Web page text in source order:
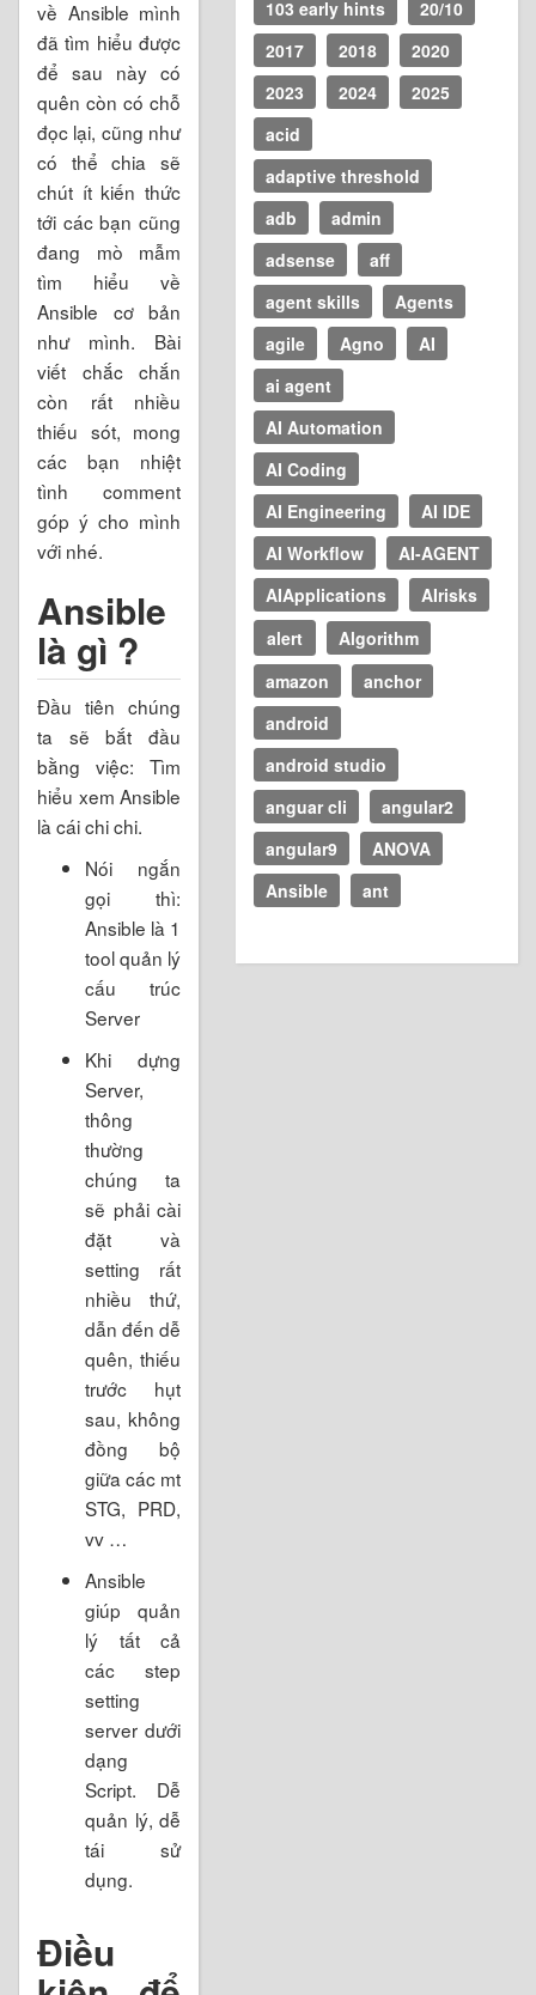
về Ansible mình
đã tìm hiểu được
để sau này có
quên còn có chỗ
đọc lại, cũng như
có thể chia sẽ
chút ít kiến thức
tới các bạn cũng
đang mò mẫm
tìm hiểu về
Ansible cơ bản
như mình. Bài
viết chắc chắn
còn rất nhiều
thiếu sót, mong
các bạn nhiệt
tình comment
góp ý cho mình
với nhé.
Ansible
là gì ?
Đầu tiên chúng
ta sẽ bắt đầu
bằng việc: Tìm
hiểu xem Ansible
là cái chi chi.
Nói ngắn
gọi thì:
Ansible là 1
tool quản lý
cấu trúc
Server
Khi dựng
Server,
thông
thường
chúng ta
sẽ phải cài
đặt và
setting rất
nhiều thứ,
dẫn đến dễ
quên, thiếu
trước hụt
sau, không
đồng bộ
giữa các mt
STG, PRD,
vv …
Ansible
giúp quản
lý tất cả
các step
setting
server dưới
dạng
Script. Dễ
quản lý, dễ
tái sử
dụng.
Điều
103 early hints
20/10
2017
2018
2020
2023
2024
2025
acid
adaptive threshold
adb
admin
adsense
aff
agent skills
Agents
agile
Agno
AI
ai agent
AI Automation
AI Coding
AI Engineering
AI IDE
AI Workflow
AI-AGENT
AIApplications
AIrisks
alert
Algorithm
amazon
anchor
android
android studio
anguar cli
angular2
angular9
ANOVA
Ansible
ant